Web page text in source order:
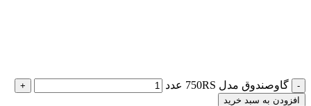
گاوصندوق مدل 750RS عدد
افزودن به سبد خرید